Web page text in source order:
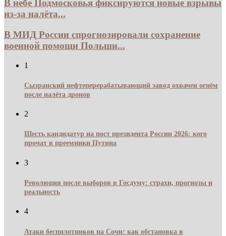
В небе Подмосковья фиксируются новые взрывы
из-за налёта...
В МИД России спрогнозировали сохранение
военной помощи Польши...
1
Сызранский нефтеперерабатывающий завод охвачен огнём
после налёта дронов
2
Шесть кандидатур на пост президента России 2026: кого
прочат в преемники Путина
3
Революция после выборов в Госдуму: страхи, прогнозы и
реальность
4
Атаки беспилотников на Сочи: как обстановка в